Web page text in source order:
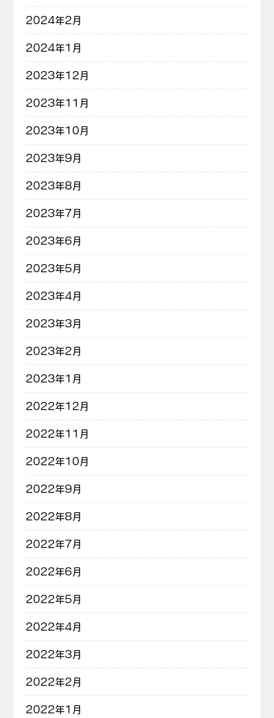
2024年2月
2024年1月
2023年12月
2023年11月
2023年10月
2023年9月
2023年8月
2023年7月
2023年6月
2023年5月
2023年4月
2023年3月
2023年2月
2023年1月
2022年12月
2022年11月
2022年10月
2022年9月
2022年8月
2022年7月
2022年6月
2022年5月
2022年4月
2022年3月
2022年2月
2022年1月